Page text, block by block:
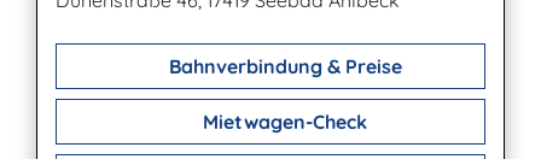
Bahnverbindung & Preise
Mietwagen-Check